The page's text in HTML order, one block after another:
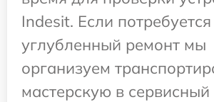
Indesit. Если потребуется
углубленный ремонт мы
организуем
мастерскую в сервисный